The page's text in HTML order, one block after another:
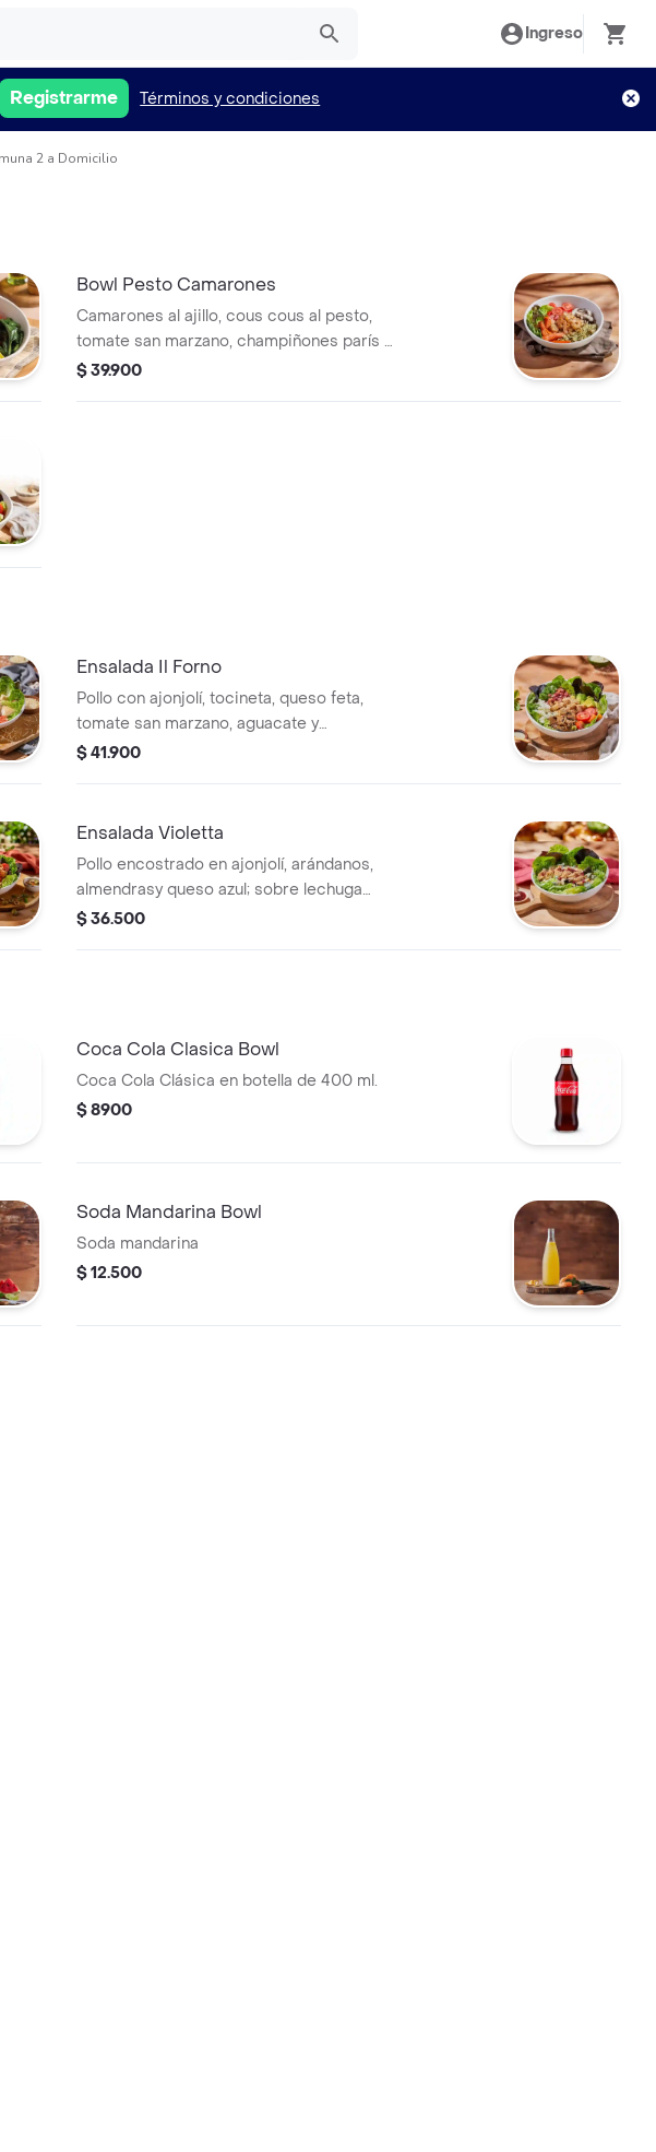
Ingreso
Registrarme Términos y condiciones
2 a Domicilio
Bowl Pesto Camarones
Camarones al ajillo, cous cous al pesto,
tomate san marzano, champiñones parís y
zanahorias rostizadas sobre lechuga
$ 39.900
Ensalada Il Forno
Pollo con ajonjolí, tocineta, queso feta,
tomate san marzano, aguacate y
champiñones con balsámico,sobre
$ 41.900
Ensalada Violetta
Pollo encostrado en ajonjolí, arándanos,
almendrasy queso azul; sobre lechuga
cogollo europeo en vinagreta miel
$ 36.500
Coca Cola Clasica Bowl
Coca Cola Clásica en botella de 400 ml.
$ 8900
Soda Mandarina Bowl
Soda mandarina
$ 12.500